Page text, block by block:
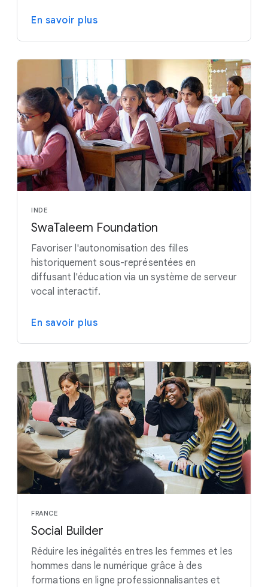
En savoir plus
INDE
SwaTaleem Foundation
Favoriser l'autonomisation des filles
historiquement sous-représentées en
diffusant l'éducation via un système de serveur
vocal interactif.
En savoir plus
FRANCE
Social Builder
Réduire les inégalités entres les femmes et les
hommes dans le numérique grâce à des
formations en ligne professionnalisantes et